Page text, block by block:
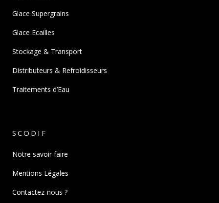
Glace Supergrains
Glace Ecailles
Stockage & Transport
Distributeurs & Refroidisseurs
Traitements d’Eau
SCODIF
Notre savoir faire
Mentions Légales
Contactez-nous ?